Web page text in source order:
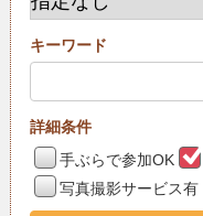
キーワード
詳細条件
手ぶらで参加OK
写真撮影サービス有